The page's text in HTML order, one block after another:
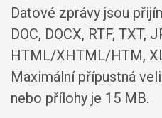
Datové zprávy jsou
DOC, DOCX, RTF, TXT,
HTML/XHTML/HTM,
Maximální přípustná
nebo přílohy je 15 MB.